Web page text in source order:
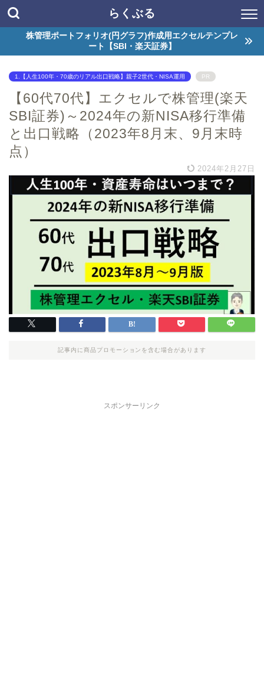
らくぶる
株管理ポートフォリオ(円グラフ)作成用エクセルテンプレ
ート【SBI・楽天証券】
1.【人生100年・70歳のリアル出口戦略】親子2世代・NISA運用 PR
【60代70代】エクセルで株管理(楽天
SBI証券)～2024年の新NISA移行準備
と出口戦略（2023年8月末、9月末時
点）
2024年2月27日
記事内に商品プロモーションを含む場合があります
スポンサーリンク